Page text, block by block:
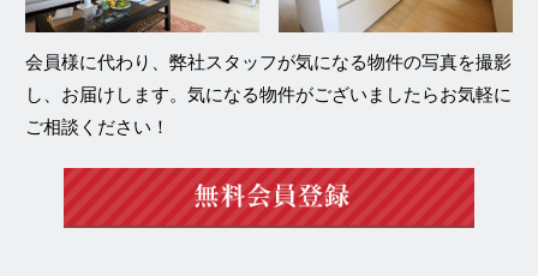
会員様に代わり、弊社スタッフが気になる物件の写真を撮影
し、お届けします。気になる物件がございましたらお気軽に
ご相談ください！